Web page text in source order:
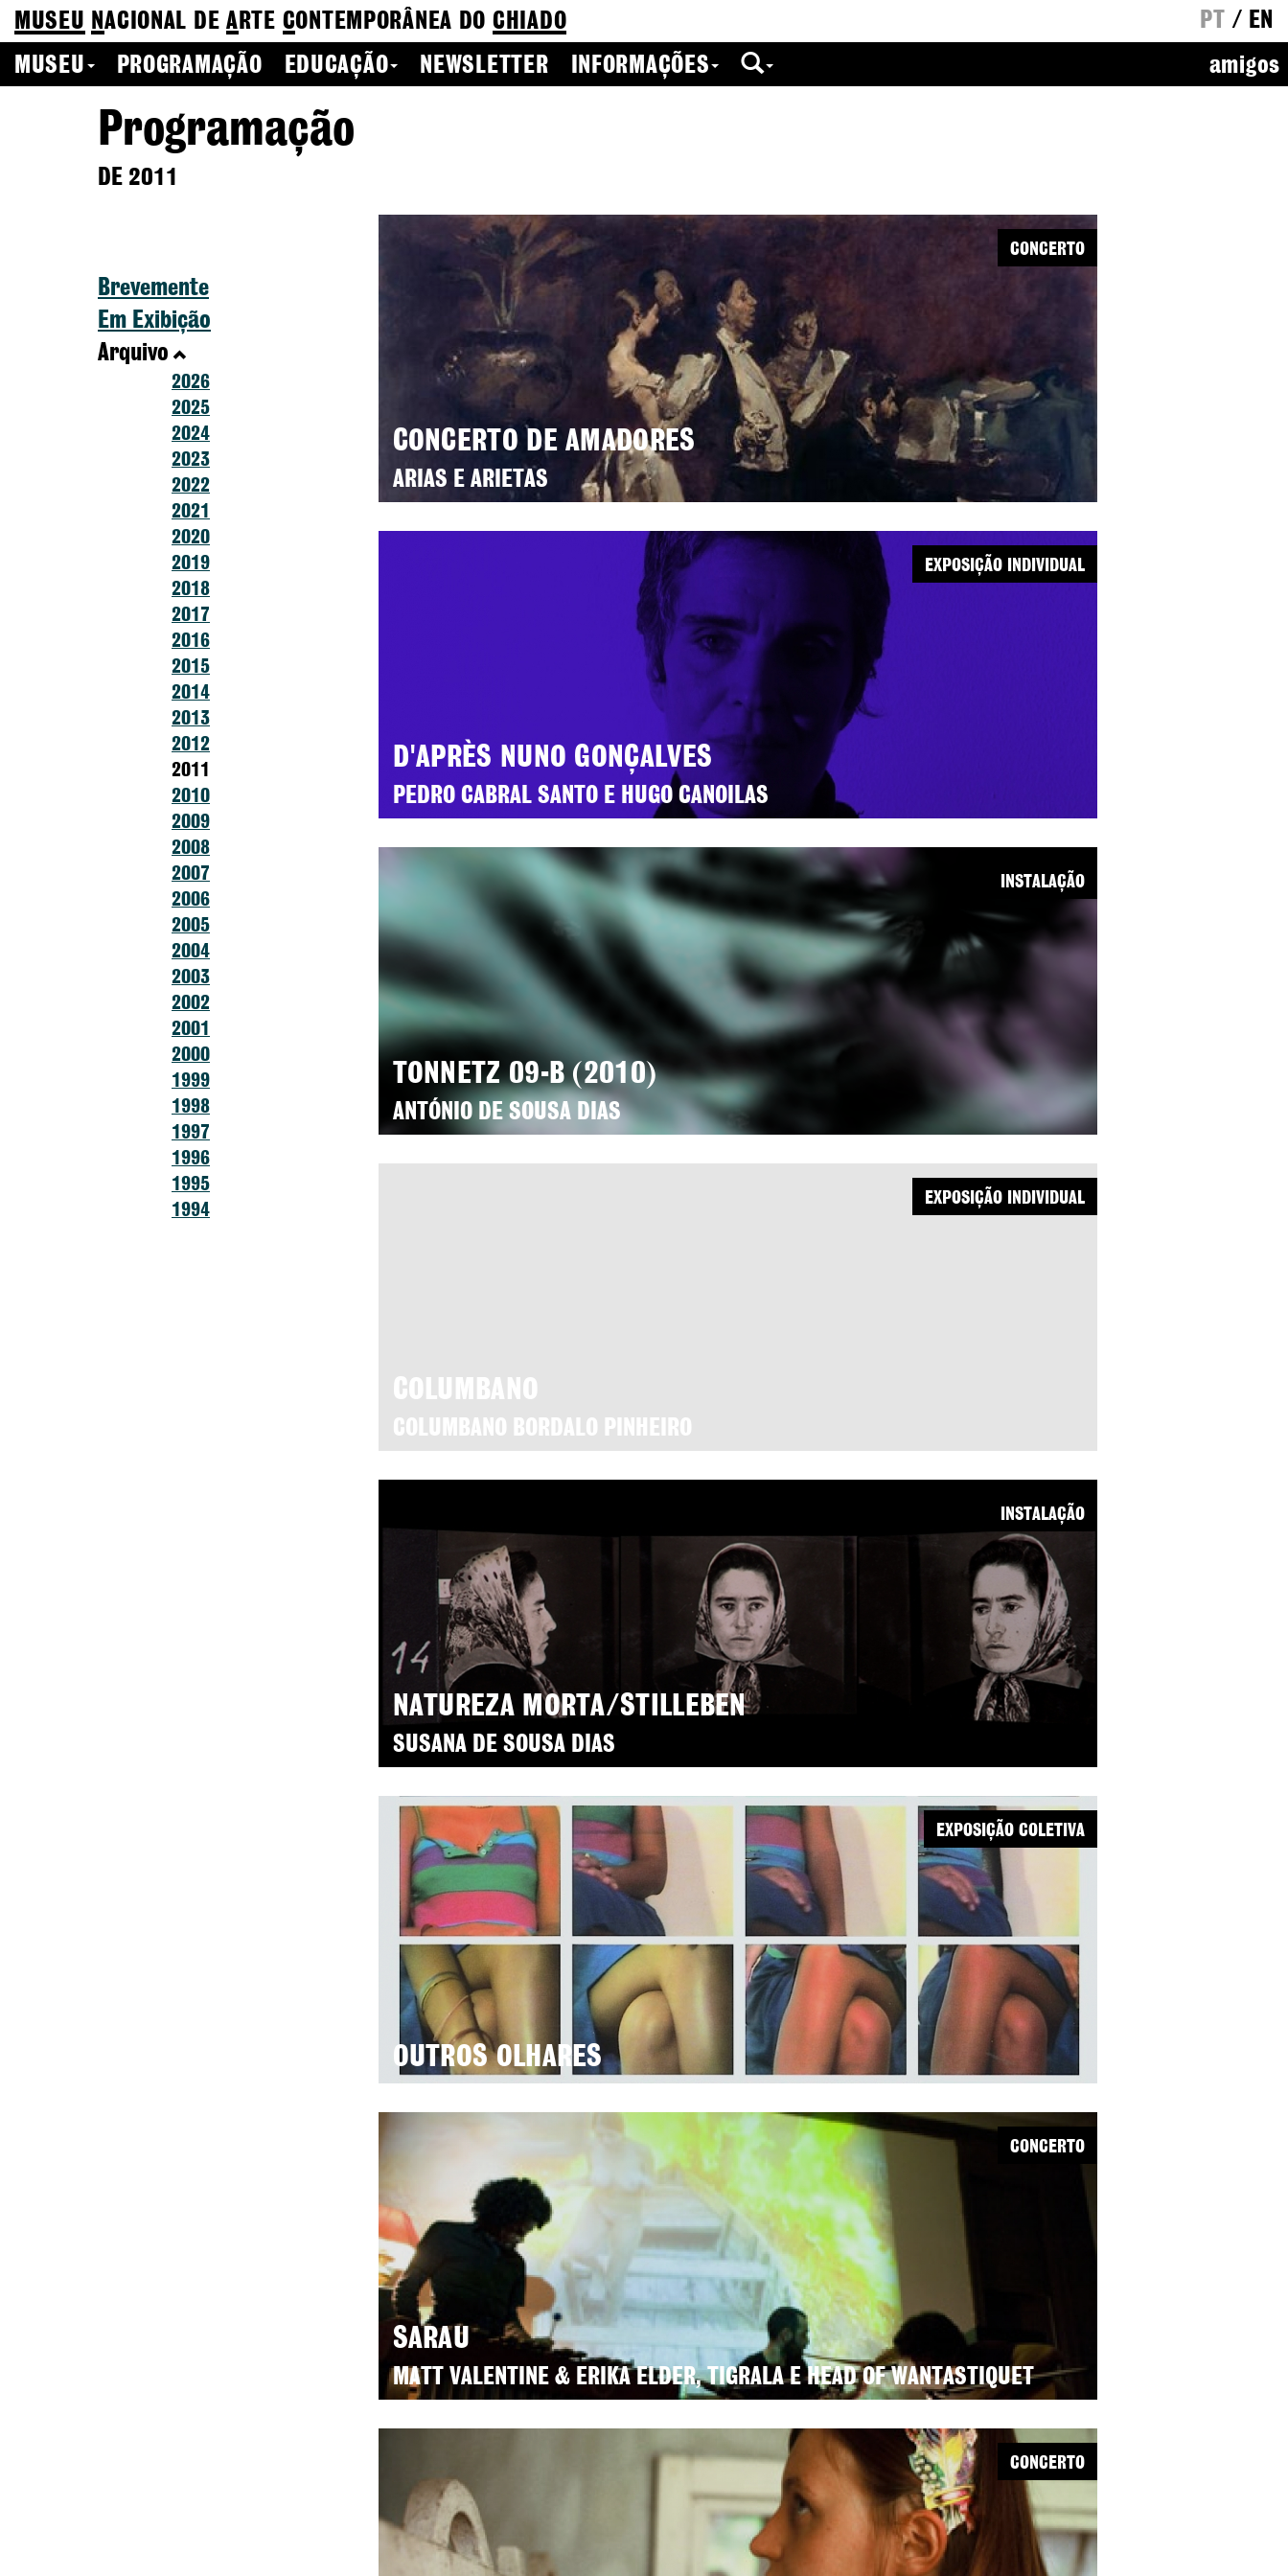
MUSEU NACIONAL DEA RTE CONTEMPORÂNEA DO CHIADO PT / EN
MUSEU
PROGRAMAÇÃO EDUCAÇÃO NEWSLETTER INFORMAÇÕES amigos
Programação
DE 2011
Brevemente
Em Exibição
Arquivo
2026
2025
2024
2023
2022
2021
2020
2019
2018
2017
2016
2015
2014
2013
2012
2011
2010
2009
2008
2007
2006
2005
2004
2003
2002
2001
2000
1999
1998
1997
1996
1995
1994
CONCERTO DE AMADORES
ARIAS E ARIETAS
CONCERTO
D'APRÈS NUNO GONÇALVES
PEDRO CABRAL SANTO E HUGO CANOILAS
EXPOSIÇÃO INDIVIDUAL
TONNETZ 09-B (2010)
ANTÓNIO DE SOUSA DIAS
INSTALAÇÃO
COLUMBANO
COLUMBANO BORDALO PINHEIRO
EXPOSIÇÃO INDIVIDUAL
NATUREZA MORTA/STILLEBEN
SUSANA DE SOUSA DIAS
INSTALAÇÃO
OUTROS OLHARES
EXPOSIÇÃO COLETIVA
SARAU
MATT VALENTINE & ERIKA ELDER, TIGRALA E HEAD OF WANTASTIQUET
CONCERTO
CONCERTO